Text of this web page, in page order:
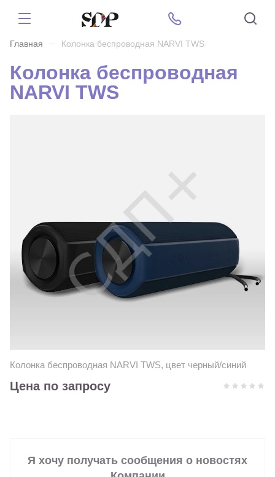
Главная Колонка беспроводная NARVI TWS
Колонка беспроводная
NARVI TWS
Колонка беспроводная NARVI TWS, цвет черный/синий
Цена по запросу
Я хочу получать сообщения о новостях